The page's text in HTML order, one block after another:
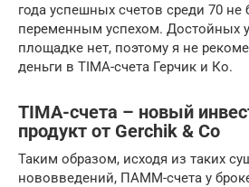
года успешных счетов среди 70 не
переменным успехом. Достойных
площадке нет, поэтому я не
деньги в TIMA-счета Герчик и Ко.
ТIMA-счета – новый
продукт от Gerchik & Co
Таким образом, исходя из таких
нововведений, ПАММ-счета у